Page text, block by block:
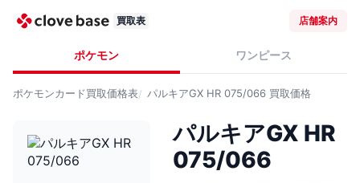
買取表 店舗案内
ポケモン ワンピース
ポケモンカード買取価格表 パルキアGX HR 075/066 買取価格
パルキアGX HR
075/066